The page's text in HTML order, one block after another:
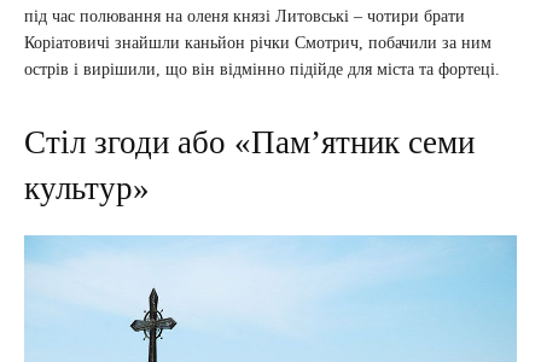
під час полювання на оленя князі Литовські – чотири брати
Коріатовичі знайшли каньйон річки Смотрич, побачили за ним
острів і вирішили, що він відмінно підійде для міста та фортеці.
Стіл згоди або «Пам’ятник семи
культур»